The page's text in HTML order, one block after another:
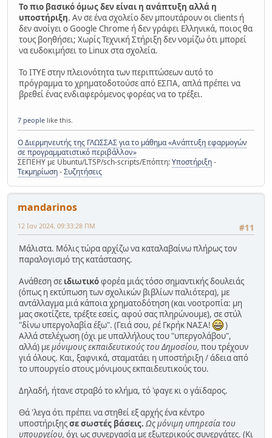
Το πιο βασικό όμως δεν είναι η ανάπτυξη αλλά η
υποστήριξη. Αν σε ένα σχολείο δεν μπουτάρουν οι clients ή
δεν ανοίγει ο Google Chrome ή δεν γράφει Ελληνικά, ποιος θα
τους βοηθήσει; Χωρίς Τεχνική Στήριξη δεν νομίζω ότι μπορεί
να ευδοκιμήσει το Linux στα σχολεία.
Το ΙΤΥΕ στην πλειονότητα των περιπτώσεων αυτό το
πρόγραμμα το χρηματοδοτούσε από ΕΣΠΑ, απλά πρέπει να
βρεθεί ένας ενδιαφερόμενος φορέας να το τρέξει.
7 people like this.
Ο Διερμηνευτής της ΓΛΩΣΣΑΣ για το μάθημα «Ανάπτυξη εφαρμογών
σε προγραμματιστικό περιβάλλον»
ΣΕΠΕΗΥ με Ubuntu/LTSP/sch-scripts/Επόπτη:Υποστήριξη-
Τεκμηρίωση-Συζητήσεις
mandarinos
#11
12 Ιαν 2024, 09:33:28 ΠΜ
Μάλιστα. Μόλις τώρα αρχίζω να καταλαβαίνω πλήρως τον
παραλογισμό της κατάστασης.
Ανάθεση σε ιδιωτικόφορέα μιάς τόσο σημαντικής δουλειάς
(όπως η εκτύπωση των σχολικών βιβλίων παλιότερα), με
αντάλλαγμα μιά κάποια χρηματοδότηση (και νοοτροπία: μη
μας σκοτίζετε, τρέξτε εσείς, αφού σας πληρώνουμε), σε στύλ
"δίνω υπεργολαβία έξω". (Γειά σου, ρέ Γκρήκ ΝΑΣΑ!
)
Αλλά στελέχωση (όχι με υπαλλήλους του "υπεργολάβου",
αλλά) μεμόνιμους εκπαιδευτικούς του Δημοσίου, που τρέχουν
γιά όλους. Και, ξαφνικά, σταματάει η υποστήριξη / άδεια από
το υπουργείο στους μόνιμους εκπαιδευτικούς του.
Δηλαδή, ήτανε στραβό το κλήμα, τό 'φαγε κι ο γάϊδαρος.
Θά 'λεγα ότι πρέπει να στηθεί εξ αρχής ένα κέντρο
υποστήριξηςσε σωστές βάσεις. Ως μόνιμη υπηρεσία του
υπουργείου, όχι ως συνεργασία με εξωτερικούς συνεργάτες. (Κι